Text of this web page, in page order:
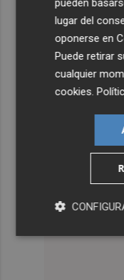
lugar del
oponerse en
Puede retirar
cualquier
cookies .